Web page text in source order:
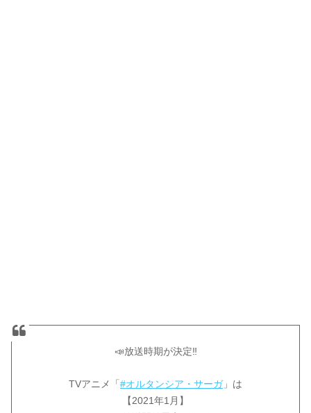
📣放送時期が決定‼️
TVアニメ「 #オルタンシア・サーガ」は
【2021年1月】